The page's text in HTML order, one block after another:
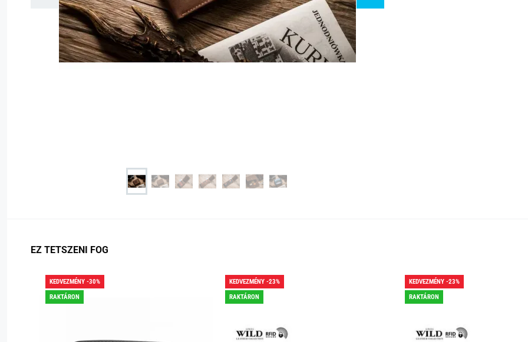
EZ TETSZENI FOG
KEDVEZMÉNY -30%
RAKTÁRON
KEDVEZMÉNY -23%
RAKTÁRON
KEDVEZMÉNY -23%
RAKTÁRON